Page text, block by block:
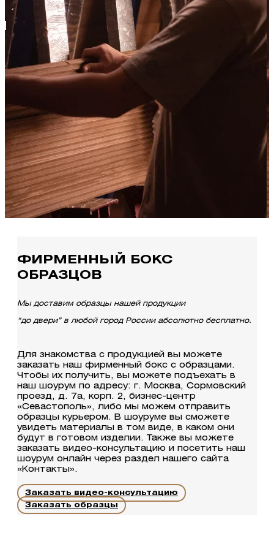
ФИРМЕННЫЙ БОКС
ОБРАЗЦОВ
Мы доставим образцы нашей продукции
“до двери” в любой город России абсолютно бесплатно.
Для знакомства с продукцией вы можете
заказать наш фирменный бокс с образцами.
Чтобы их получить, вы можете подъехать в
наш шоурум по адресу: г. Москва, Сормовский
проезд, д. 7а, корп. 2, бизнес-центр
«Севастополь», либо мы можем отправить
образцы курьером. В шоуруме вы сможете
увидеть материалы в том виде, в каком они
будут в готовом изделии. Также вы можете
заказать видео-консультацию и посетить наш
шоурум онлайн через раздел нашего сайта
«Контакты».
Заказать видео-консультацию
Заказать образцы